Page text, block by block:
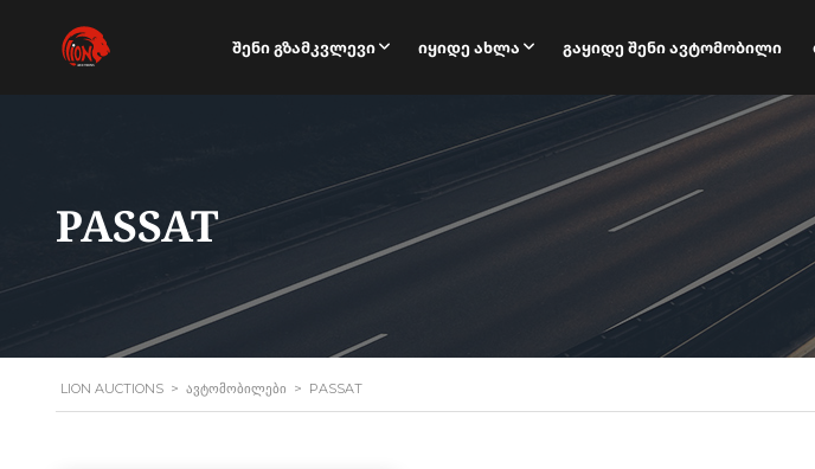
Შენი Გზამკვლევი Იყიდე Ახლა Გაყიდე Შენი Ავტომობილი
PASSAT
LION AUCTIONS > ᲐᲕᲢᲝᲛᲝᲑᲘᲚᲔᲑᲘ > PASSAT